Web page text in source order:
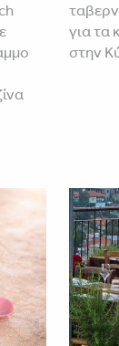
για τα
στην